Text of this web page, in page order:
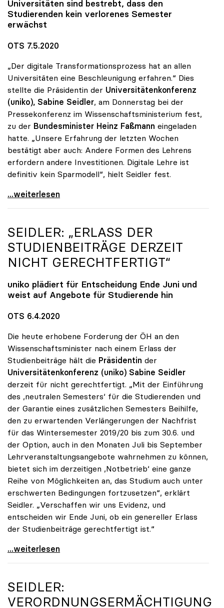
Universitäten sind bestrebt, dass den
Studierenden kein verlorenes Semester
erwächst
OTS 7.5.2020
„Der digitale Transformationsprozess hat an allen
Universitäten eine Beschleunigung erfahren.“ Dies
stellte die Präsidentin der Universitätenkonferenz
(uniko), Sabine Seidler, am Donnerstag bei der
Pressekonferenz im Wissenschaftsministerium fest,
zu der Bundesminister Heinz Faßmann eingeladen
hatte. „Unsere Erfahrung der letzten Wochen
bestätigt aber auch: Andere Formen des Lehrens
erfordern andere Investitionen. Digitale Lehre ist
definitiv kein Sparmodell“, hielt Seidler fest.
uniko-Präsidentin Seidler: „Digitale Lehre ist
...weiterlesen
SEIDLER: „ERLASS DER
STUDIENBEITRÄGE DERZEIT
NICHT GERECHTFERTIGT“
uniko plädiert für Entscheidung Ende Juni und
weist auf Angebote für Studierende hin
OTS 6.4.2020
Die heute erhobene Forderung der ÖH an den
Wissenschaftsminister nach einem Erlass der
Studienbeiträge hält die Präsidentin der
Universitätenkonferenz (uniko) Sabine Seidler
derzeit für nicht gerechtfertigt. „Mit der Einführung
des ,neutralen Semesters‘ für die Studierenden und
der Garantie eines zusätzlichen Semesters Beihilfe,
den zu erwartenden Verlängerungen der Nachfrist
für das Wintersemester 2019/20 bis zum 30.6. und
der Option, auch in den Monaten Juli bis September
Lehrveranstaltungsangebote wahrnehmen zu können,
bietet sich im derzeitigen ,Notbetrieb‘ eine ganze
Reihe von Möglichkeiten an, das Studium auch unter
erschwerten Bedingungen fortzusetzen“, erklärt
Seidler. „Verschaffen wir uns Evidenz, und
entscheiden wir Ende Juni, ob ein genereller Erlass
der Studienbeiträge gerechtfertigt ist.“
Seidler: „Erlass der Studienbeiträge derzeit nicht
...weiterlesen
SEIDLER:
VERORDNUNGSERMÄCHTIGUNG